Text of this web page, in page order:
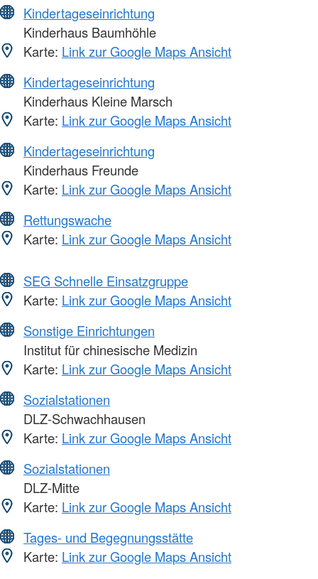
Kindertageseinrichtung
Kinderhaus Baumhöhle
Karte: Link zur Google Maps Ansicht
Kindertageseinrichtung
Kinderhaus Kleine Marsch
Karte: Link zur Google Maps Ansicht
Kindertageseinrichtung
Kinderhaus Freunde
Karte: Link zur Google Maps Ansicht
Rettungswache
Karte: Link zur Google Maps Ansicht
SEG Schnelle Einsatzgruppe
Karte: Link zur Google Maps Ansicht
Sonstige Einrichtungen
Institut für chinesische Medizin
Karte: Link zur Google Maps Ansicht
Sozialstationen
DLZ-Schwachhausen
Karte: Link zur Google Maps Ansicht
Sozialstationen
DLZ-Mitte
Karte: Link zur Google Maps Ansicht
Tages- und Begegnungsstätte
Karte: Link zur Google Maps Ansicht